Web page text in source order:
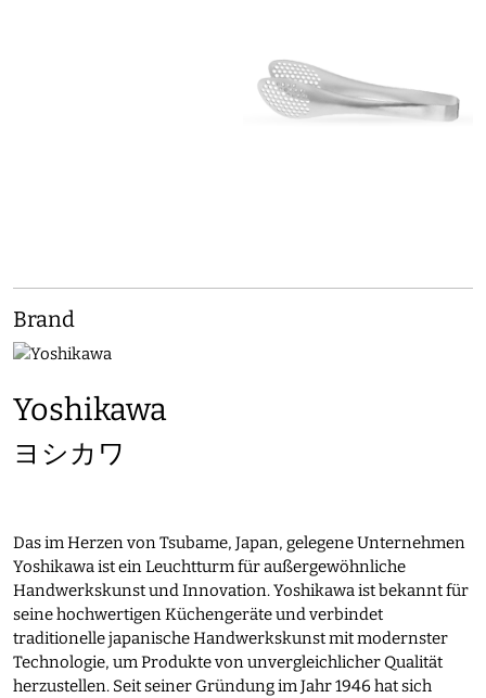
Brand
Yoshikawa
ヨシカワ
Das im Herzen von Tsubame, Japan, gelegene Unternehmen
Yoshikawa ist ein Leuchtturm für außergewöhnliche
Handwerkskunst und Innovation. Yoshikawa ist bekannt für
seine hochwertigen Küchengeräte und verbindet
traditionelle japanische Handwerkskunst mit modernster
Technologie, um Produkte von unvergleichlicher Qualität
herzustellen. Seit seiner Gründung im Jahr 1946 hat sich